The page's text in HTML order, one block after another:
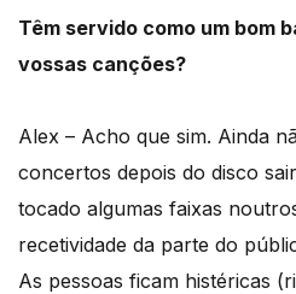
Têm servido como um bom
vossas canções?
Alex – Acho que sim. Ainda
concertos depois do disco
tocado algumas faixas
recetividade da parte do
As pessoas ficam histéricas